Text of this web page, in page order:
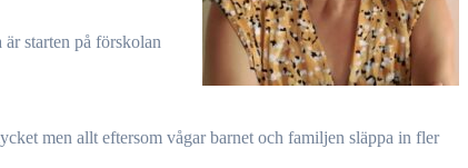
starten på förskolan
men allt eftersom vågar barnet och familjen släppa in fler